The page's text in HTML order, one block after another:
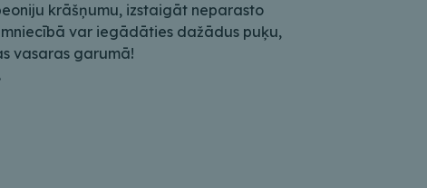
krāšņumu, izstaigāt neparasto
var iegādāties dažādus puķu,
vasaras garumā!